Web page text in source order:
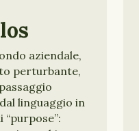
aziendale,
perturbante,
linguaggio in
“purpose”: